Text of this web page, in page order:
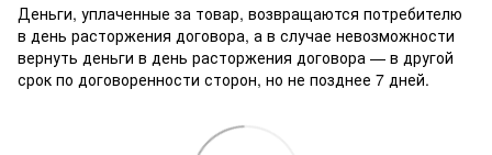
Деньги, уплаченные за товар, возвращаются потребителю
в день расторжения договора, а в случае невозможности
вернуть деньги в день расторжения договора — в другой
срок по договоренности сторон, но не позднее 7 дней.